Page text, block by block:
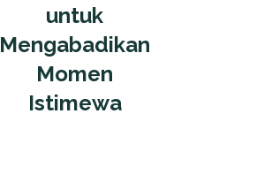
untuk
Mengabadikan
Momen
Istimewa